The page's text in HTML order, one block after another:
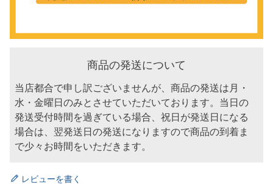
商品の発送について
当店都合で申し訳ございませんが、商品の発送は月・
水・金曜日のみとさせていただいております。当日の
発送受付時間を過ぎている場合、祝日が発送日になる
場合は、翌発送日の発送になりますので商品の到着ま
で少々お時間をいただきます。
レビューを書く